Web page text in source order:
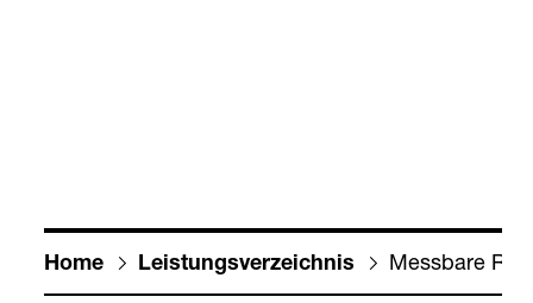
Home Leis­tungs­ver­zeich­nis Mess­bare